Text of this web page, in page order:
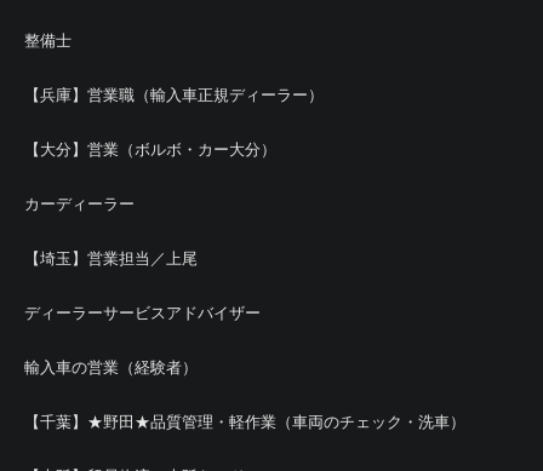
整備士
【兵庫】営業職（輸入車正規ディーラー）
【大分】営業（ボルボ・カー大分）
カーディーラー
【埼玉】営業担当／上尾
ディーラーサービスアドバイザー
輸入車の営業（経験者）
【千葉】★野田★品質管理・軽作業（車両のチェック・洗車）